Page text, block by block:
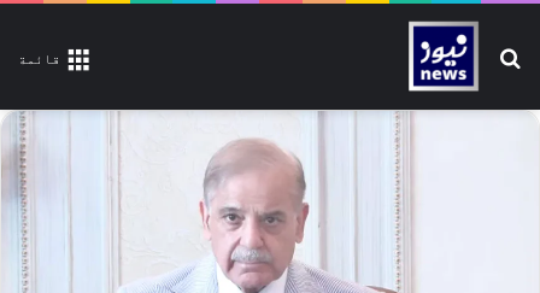
قائمة تلاش کیجیے